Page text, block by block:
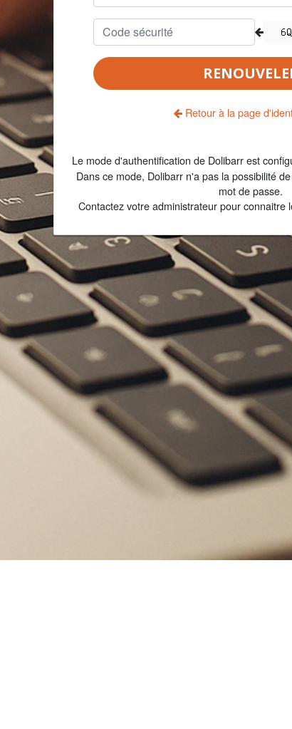
Retour à la page
Le mode d'authentification de Dolibarr est
Dans ce mode, Dolibarr n'a pas la possibilité
mot de passe.
Contactez votre administrateur pour connaitre